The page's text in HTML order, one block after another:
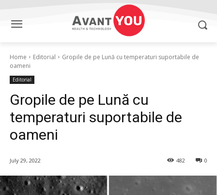
Home Editorial
Gropile de pe Lună cu temperaturi suportabile de
oameni
Editorial
Gropile de pe Lună cu
temperaturi suportabile de
oameni
July 29, 2022 0
482